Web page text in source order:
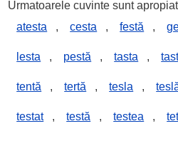
Urmatoarele cuvinte sunt
atesta
, cesta , festă ,
lesta , pestă , tasta ,
tentă , tertă , tesla ,
testat , testă , testea ,